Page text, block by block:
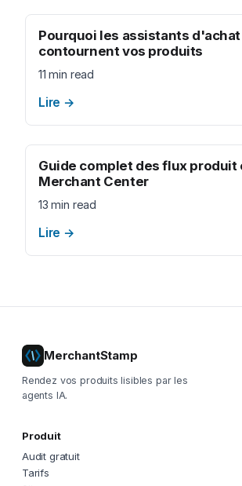
Pourquoi les assistants d'achat
contournent vos produits
11 min read
Lire →
Guide complet des flux produit
Merchant Center
13 min read
Lire →
MerchantStamp
Rendez vos produits lisibles par les
agents IA.
Produit
Audit gratuit
Tarifs